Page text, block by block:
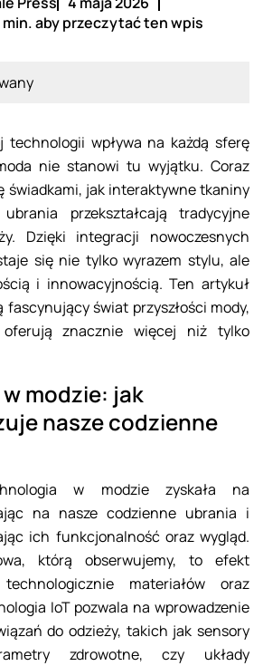
aby przeczytać ten wpis
technologii wpływa na każdą sferę
nie stanowi tu wyjątku. Coraz
świadkami, jak interaktywne tkaniny
przekształcają tradycyjne
Dzięki integracji nowoczesnych
się nie tylko wyrazem stylu, ale
i innowacyjnością. Ten artykuł
fascynujący świat przyszłości mody,
znacznie więcej niż tylko
modzie: jak
nasze codzienne
w modzie zyskała na
na nasze codzienne ubrania i
ich funkcjonalność oraz wygląd.
którą obserwujemy, to efekt
technologicznie materiałów oraz
IoT pozwala na wprowadzenie
do odzieży, takich jak sensory
zdrowotne, czy układy